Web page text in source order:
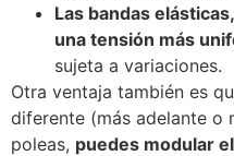
Las bandas
una tensión más
sujeta a variaciones.
Otra ventaja también es
diferente (más adelante o
poleas, puedes modular